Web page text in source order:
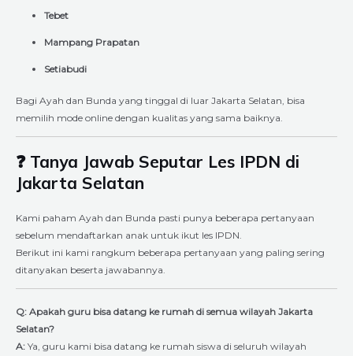
Tebet
Mampang Prapatan
Setiabudi
Bagi Ayah dan Bunda yang tinggal di luar Jakarta Selatan, bisa
memilih mode online dengan kualitas yang sama baiknya.
❓ Tanya Jawab Seputar Les IPDN di
Jakarta Selatan
Kami paham Ayah dan Bunda pasti punya beberapa pertanyaan
sebelum mendaftarkan anak untuk ikut les IPDN.
Berikut ini kami rangkum beberapa pertanyaan yang paling sering
ditanyakan beserta jawabannya.
Q: Apakah guru bisa datang ke rumah di semua wilayah Jakarta
Selatan?
A: Ya, guru kami bisa datang ke rumah siswa di seluruh wilayah